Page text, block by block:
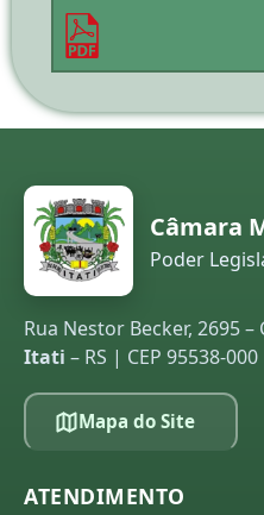
Câmara
Poder
Rua Nestor Becker, 2695 –
Itati – RS | CEP 95538-000
Mapa do Site
ATENDIMENTO